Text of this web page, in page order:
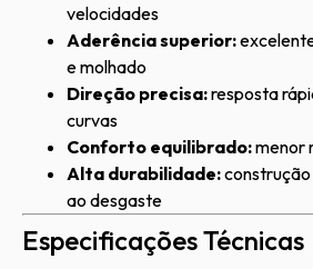
velocidades
Aderência superior:
e molhado
Direção precisa:resposta
curvas
Conforto equilibrado:menor
Alta durabilidade:
ao desgaste
Especificações Técnicas